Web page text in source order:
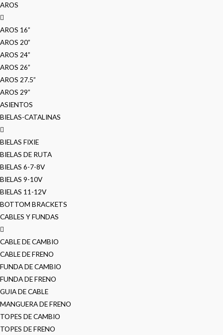
AROS
AROS 16”
AROS 20”
AROS 24”
AROS 26”
AROS 27.5”
AROS 29”
ASIENTOS
BIELAS-CATALINAS
BIELAS FIXIE
BIELAS DE RUTA
BIELAS 6-7-8V
BIELAS 9-10V
BIELAS 11-12V
BOTTOM BRACKETS
CABLES Y FUNDAS
CABLE DE CAMBIO
CABLE DE FRENO
FUNDA DE CAMBIO
FUNDA DE FRENO
GUIA DE CABLE
MANGUERA DE FRENO
TOPES DE CAMBIO
TOPES DE FRENO